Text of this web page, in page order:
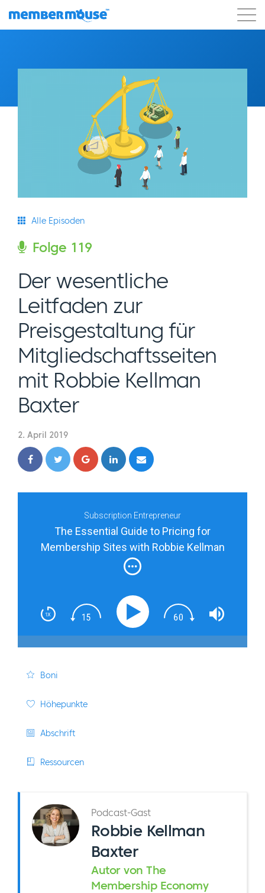
Los geht's
Alle Episoden
Folge 119
Der wesentliche
Leitfaden zur
Preisgestaltung für
Mitgliedschaftsseiten
mit Robbie Kellman
Baxter
2. April 2019
Subscription Entrepreneur
The Essential Guide to Pricing for
Membership Sites with Robbie Kellman
Baxter
Boni
Höhepunkte
Abschrift
Ressourcen
Podcast-Gast
Robbie Kellman
Baxter
Autor von The
Membership Economy